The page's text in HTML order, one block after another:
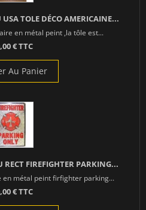
TOLE DÉCO AMERICAINE...
en métal peint ,la tôle est...
€ TTC
Au Panier
RECT FIREFIGHTER PARKING...
en métal peint firfighter parking...
€ TTC